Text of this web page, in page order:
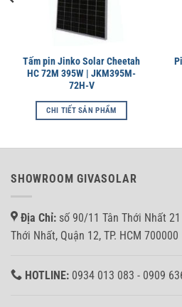
Tấm pin Jinko Solar Cheetah
HC 72M 395W | JKM395M-
72H-V
CHI TIẾT SẢN PHẨM
SHOWROOM GIVASOLAR
Địa Chỉ: số 90/11 Tân Thới Nhất
Thới Nhất, Quận 12, TP. HCM 700000
HOTLINE: 0934 013 083 - 0909